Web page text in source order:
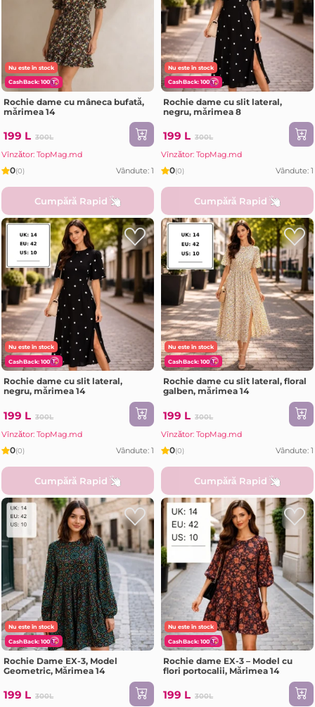
Nu este în stock
CashBack: 100
Rochie dame cu mâneca bufată,
mărimea 14
199 L 300L
Vînzător: TopMag.md
0(0) Vândute: 1
Cumpără Rapid
Nu este în stock
CashBack: 100
Rochie dame cu slit lateral,
negru, mărimea 8
199 L 300L
Vînzător: TopMag.md
0(0) Vândute: 1
Cumpără Rapid
Nu este în stock
CashBack: 100
Rochie dame cu slit lateral,
negru, mărimea 14
199 L 300L
Vînzător: TopMag.md
0(0) Vândute: 1
Cumpără Rapid
Nu este în stock
CashBack: 100
Rochie dame cu slit lateral, floral
galben, mărimea 14
199 L 300L
Vînzător: TopMag.md
0(0) Vândute: 1
Cumpără Rapid
Nu este în stock
CashBack: 100
Rochie Dame EX-3, Model
Geometric, Mărimea 14
199 L 300L
Nu este în stock
CashBack: 100
Rochie dame EX-3 – Model cu
flori portocalii, Mărimea 14
199 L 300L